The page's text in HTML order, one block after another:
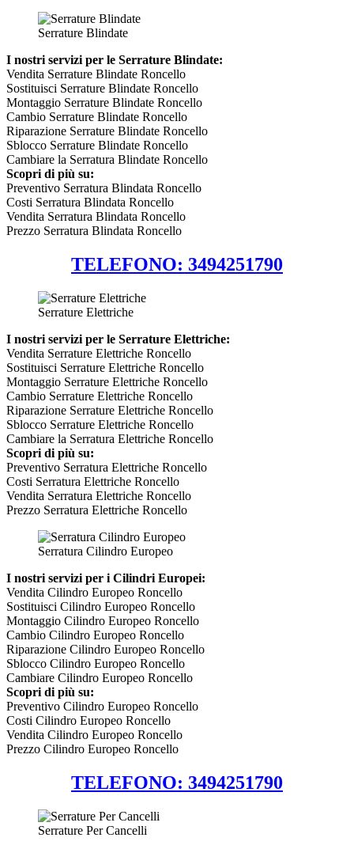
Serrature Blindate
I nostri servizi per le Serrature Blindate:
Vendita Serrature Blindate Roncello
Sostituisci Serrature Blindate Roncello
Montaggio Serrature Blindate Roncello
Cambio Serrature Blindate Roncello
Riparazione Serrature Blindate Roncello
Sblocco Serrature Blindate Roncello
Cambiare la Serratura Blindate Roncello
Scopri di più su:
Preventivo Serratura Blindata Roncello
Costi Serratura Blindata Roncello
Vendita Serratura Blindata Roncello
Prezzo Serratura Blindata Roncello
TELEFONO: 3494251790
Serrature Elettriche
I nostri servizi per le Serrature Elettriche:
Vendita Serrature Elettriche Roncello
Sostituisci Serrature Elettriche Roncello
Montaggio Serrature Elettriche Roncello
Cambio Serrature Elettriche Roncello
Riparazione Serrature Elettriche Roncello
Sblocco Serrature Elettriche Roncello
Cambiare la Serratura Elettriche Roncello
Scopri di più su:
Preventivo Serratura Elettriche Roncello
Costi Serratura Elettriche Roncello
Vendita Serratura Elettriche Roncello
Prezzo Serratura Elettriche Roncello
Serratura Cilindro Europeo
I nostri servizi per i Cilindri Europei:
Vendita Cilindro Europeo Roncello
Sostituisci Cilindro Europeo Roncello
Montaggio Cilindro Europeo Roncello
Cambio Cilindro Europeo Roncello
Riparazione Cilindro Europeo Roncello
Sblocco Cilindro Europeo Roncello
Cambiare Cilindro Europeo Roncello
Scopri di più su:
Preventivo Cilindro Europeo Roncello
Costi Cilindro Europeo Roncello
Vendita Cilindro Europeo Roncello
Prezzo Cilindro Europeo Roncello
TELEFONO: 3494251790
Serrature Per Cancelli